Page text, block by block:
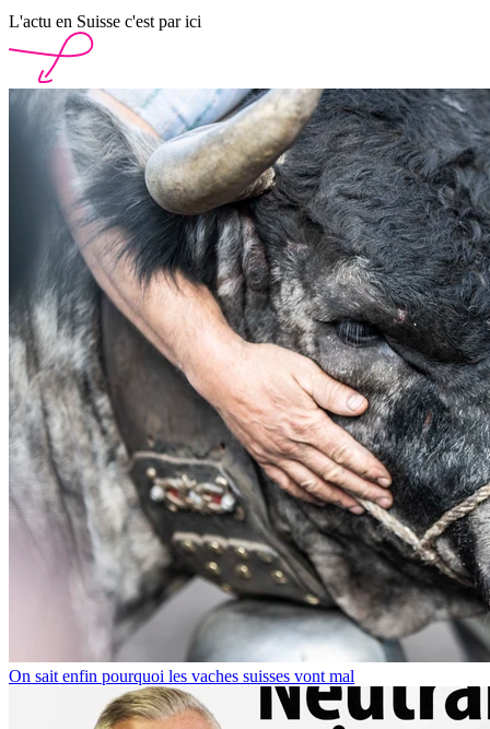
L'actu en Suisse c'est par ici
On sait enfin pourquoi les vaches suisses vont mal